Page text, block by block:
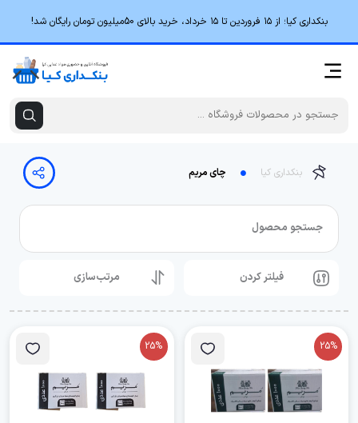
بنکداری کیا؛ از ۱۵ فروردین تا ۱۵ خرداد، خرید بالای 50میلیون تومان رایگان شد!
بنکداری کیا چای مریم
جستجو محصول
فیلتر کردن مرتب‌سازی
25%
25%